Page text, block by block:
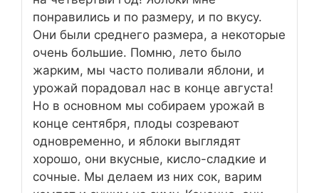
понравились и по размеру, и по вкусу.
Они были среднего размера, а некоторые
очень большие. Помню, лето было
жарким, мы часто поливали яблони, и
урожай порадовал нас в конце августа!
Но в основном мы собираем урожай в
конце сентября, плоды созревают
одновременно, и яблоки выглядят
хорошо, они вкусные, кисло-сладкие и
сочные. Мы делаем из них сок, варим